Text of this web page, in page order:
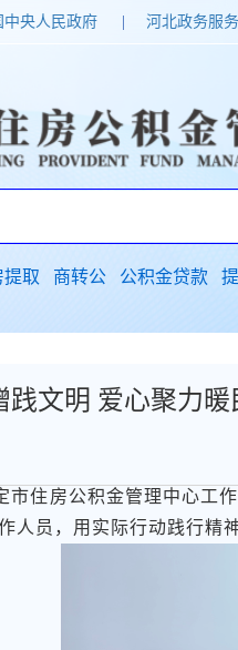
中央人民政府 河北政务服
提取 商转公 公积金贷款
践文明 爱心聚力
市住房公积金管理中心工
人员，用实际行动践行精